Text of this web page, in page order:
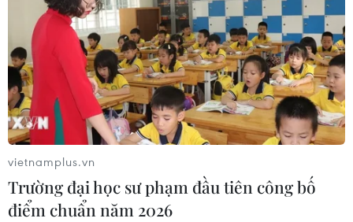
#Cải thiện chất lượng sống
#Củng cố hệ thống y tế
#Chất lượng giáo dục
#ADB
Theo dõi VietnamPlus
vietnamplus.vn
Trường đại học sư phạm đầu tiên công bố
điểm chuẩn năm 2026